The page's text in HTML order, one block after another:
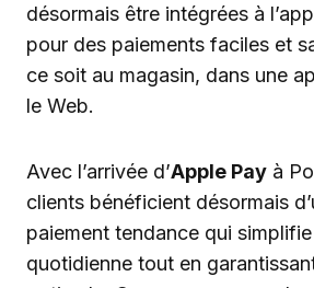
désormais être intégrées à
pour des paiements faciles et
ce soit au magasin, dans une
le Web.
Avec l’arrivée d’Apple Pay à
clients bénéficient désormais
paiement tendance qui
quotidienne tout en